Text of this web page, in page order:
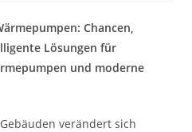
Chancen,
Lösungen für
und moderne
verändert sich